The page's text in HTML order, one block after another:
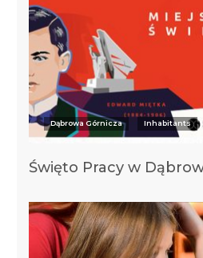
Dąbrowa Górnicza Inhabitants
Święto Pracy w